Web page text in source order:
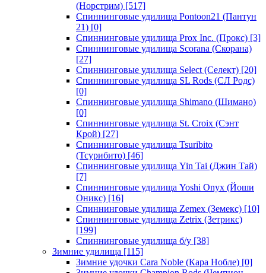
(Норстрим) [517]
Спиннинговые удилища Pontoon21 (Пантун
21) [0]
Спиннинговые удилища Prox Inc. (Прокс) [3]
Спиннинговые удилища Scorana (Скорана)
[27]
Спиннинговые удилища Select (Селект) [20]
Спиннинговые удилища SL Rods (СЛ Родс)
[0]
Спиннинговые удилища Shimano (Шимано)
[0]
Спиннинговые удилища St. Croix (Сэнт
Крой) [27]
Спиннинговые удилища Tsuribito
(Тсурибито) [46]
Спиннинговые удилища Yin Tai (Джин Тай)
[7]
Спиннинговые удилища Yoshi Onyx (Йоши
Оникс) [16]
Спиннинговые удилища Zemex (Земекс) [10]
Спиннинговые удилища Zetrix (Зетрикс)
[199]
Спиннинговые удилища б/у [38]
Зимние удилища [115]
Зимние удочки Cara Noble (Кара Нобле) [0]